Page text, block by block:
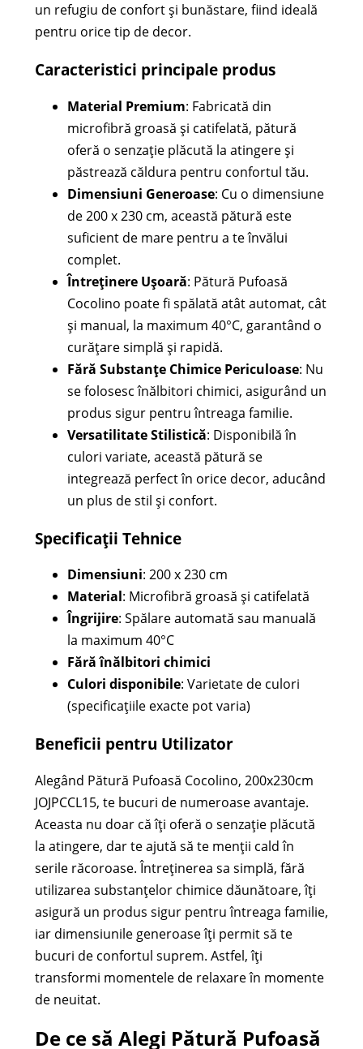
un refugiu de confort și bunăstare, fiind ideală
pentru orice tip de decor.
Caracteristici principale produs
Material Premium: Fabricată din
microfibră groasă și catifelată, pătură
oferă o senzație plăcută la atingere și
păstrează căldura pentru confortul tău.
Dimensiuni Generoase: Cu o dimensiune
de 200 x 230 cm, această pătură este
suficient de mare pentru a te învălui
complet.
Întreținere Ușoară: Pătură Pufoasă
Cocolino poate fi spălată atât automat, cât
și manual, la maximum 40°C, garantând o
curățare simplă și rapidă.
Fără Substanțe Chimice Periculoase: Nu
se folosesc înălbitori chimici, asigurând un
produs sigur pentru întreaga familie.
Versatilitate Stilistică: Disponibilă în
culori variate, această pătură se
integrează perfect în orice decor, aducând
un plus de stil și confort.
Specificații Tehnice
Dimensiuni: 200 x 230 cm
Material: Microfibră groasă și catifelată
Îngrijire: Spălare automată sau manuală
la maximum 40°C
Fără înălbitori chimici
Culori disponibile: Varietate de culori
(specificațiile exacte pot varia)
Beneficii pentru Utilizator
Alegând Pătură Pufoasă Cocolino, 200x230cm
JOJPCCL15, te bucuri de numeroase avantaje.
Aceasta nu doar că îți oferă o senzație plăcută
la atingere, dar te ajută să te menții cald în
serile răcoroase. Întreținerea sa simplă, fără
utilizarea substanțelor chimice dăunătoare, îți
asigură un produs sigur pentru întreaga familie,
iar dimensiunile generoase îți permit să te
bucuri de confortul suprem. Astfel, îți
transformi momentele de relaxare în momente
de neuitat.
De ce să Alegi Pătură Pufoasă